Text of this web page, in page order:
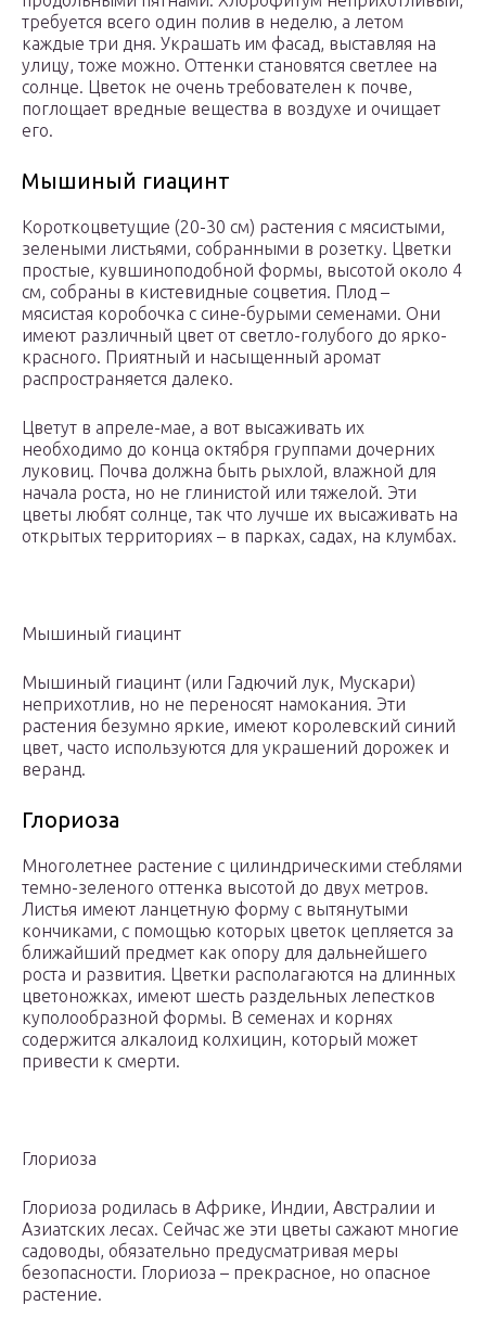
требуется всего один полив в неделю, а летом
каждые три дня. Украшать им фасад, выставляя на
улицу, тоже можно. Оттенки становятся светлее на
солнце. Цветок не очень требователен к почве,
поглощает вредные вещества в воздухе и очищает
его.
Мышиный гиацинт
Короткоцветущие (20-30 см) растения с мясистыми,
зелеными листьями, собранными в розетку. Цветки
простые, кувшиноподобной формы, высотой около 4
см, собраны в кистевидные соцветия. Плод –
мясистая коробочка с сине-бурыми семенами. Они
имеют различный цвет от светло-голубого до ярко-
красного. Приятный и насыщенный аромат
распространяется далеко.
Цветут в апреле-мае, а вот высаживать их
необходимо до конца октября группами дочерних
луковиц. Почва должна быть рыхлой, влажной для
начала роста, но не глинистой или тяжелой. Эти
цветы любят солнце, так что лучше их высаживать на
открытых территориях – в парках, садах, на клумбах.
Мышиный гиацинт
Мышиный гиацинт (или Гадючий лук, Мускари)
неприхотлив, но не переносят намокания. Эти
растения безумно яркие, имеют королевский синий
цвет, часто используются для украшений дорожек и
веранд.
Глориоза
Многолетнее растение с цилиндрическими стеблями
темно-зеленого оттенка высотой до двух метров.
Листья имеют ланцетную форму с вытянутыми
кончиками, с помощью которых цветок цепляется за
ближайший предмет как опору для дальнейшего
роста и развития. Цветки располагаются на длинных
цветоножках, имеют шесть раздельных лепестков
куполообразной формы. В семенах и корнях
содержится алкалоид колхицин, который может
привести к смерти.
Глориоза
Глориоза родилась в Африке, Индии, Австралии и
Азиатских лесах. Сейчас же эти цветы сажают многие
садоводы, обязательно предусматривая меры
безопасности. Глориоза – прекрасное, но опасное
растение.